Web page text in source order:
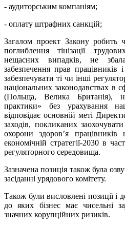
- аудиторським компаніям;
- оплату штрафних санкцій;
Загалом проект Закону
поглиблення тінізації
нещасних випадків, не
забезпечення прав працівників
забезпечувати ті чи інші
національних законодавствах в
(Польща, Велика Британія),
практики» без урахування
відповідає основній меті
заходів, покликаних
охорони здоров’я працівників
економічній стратегії-2030 в
регуляторного середовища.
Зазначена позиція також була
засіданні урядового комітету.
Також були висловлені позиції і
до яких бізнес має чисельні
значних корупційних ризиків.